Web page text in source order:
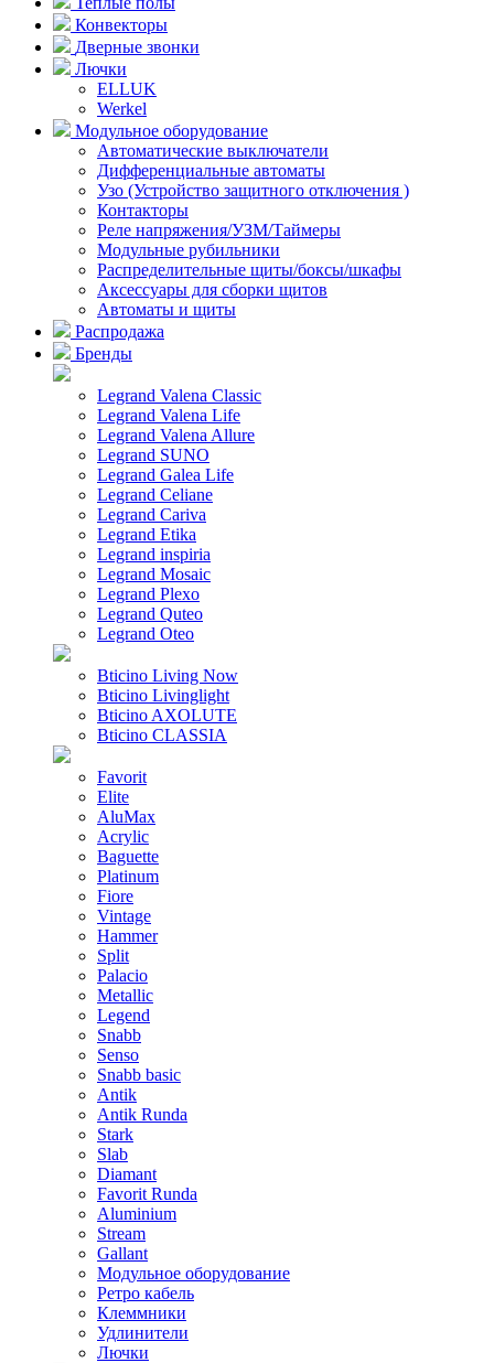
Конвекторы
Дверные звонки
Лючки
ELLUK
Werkel
Модульное оборудование
Автоматические выключатели
Дифференциальные автоматы
Узо (Устройство защитного отключения )
Контакторы
Реле напряжения/УЗМ/Таймеры
Модульные рубильники
Распределительные щиты/боксы/шкафы
Аксессуары для сборки щитов
Автоматы и щиты
Распродажа
Бренды
Legrand Valena Classic
Legrand Valena Life
Legrand Valena Allure
Legrand SUNO
Legrand Galea Life
Legrand Celiane
Legrand Cariva
Legrand Etika
Legrand inspiria
Legrand Mosaic
Legrand Plexo
Legrand Quteo
Legrand Oteo
Bticino Living Now
Bticino Livinglight
Bticino AXOLUTE
Bticino CLASSIA
Favorit
Elite
AluMax
Acrylic
Baguette
Platinum
Fiore
Vintage
Hammer
Split
Palacio
Metallic
Legend
Snabb
Senso
Snabb basic
Antik
Antik Runda
Stark
Slab
Diamant
Favorit Runda
Aluminium
Stream
Gallant
Модульное оборудование
Ретро кабель
Клеммники
Удлинители
Лючки